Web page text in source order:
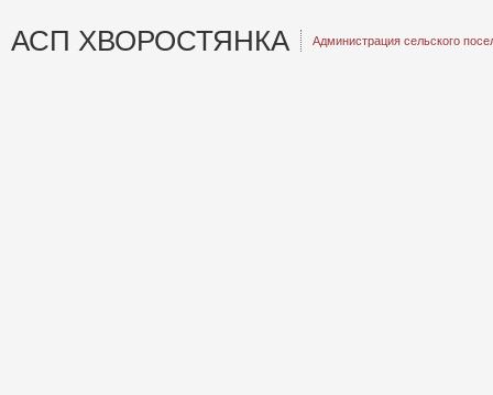
АСП ХВОРОСТЯНКА Администрация сельского